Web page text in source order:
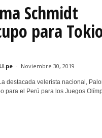
Schmidt
para
- Noviembre 30, 2019
destacada velerista nacional,
para el Perú para los Juegos